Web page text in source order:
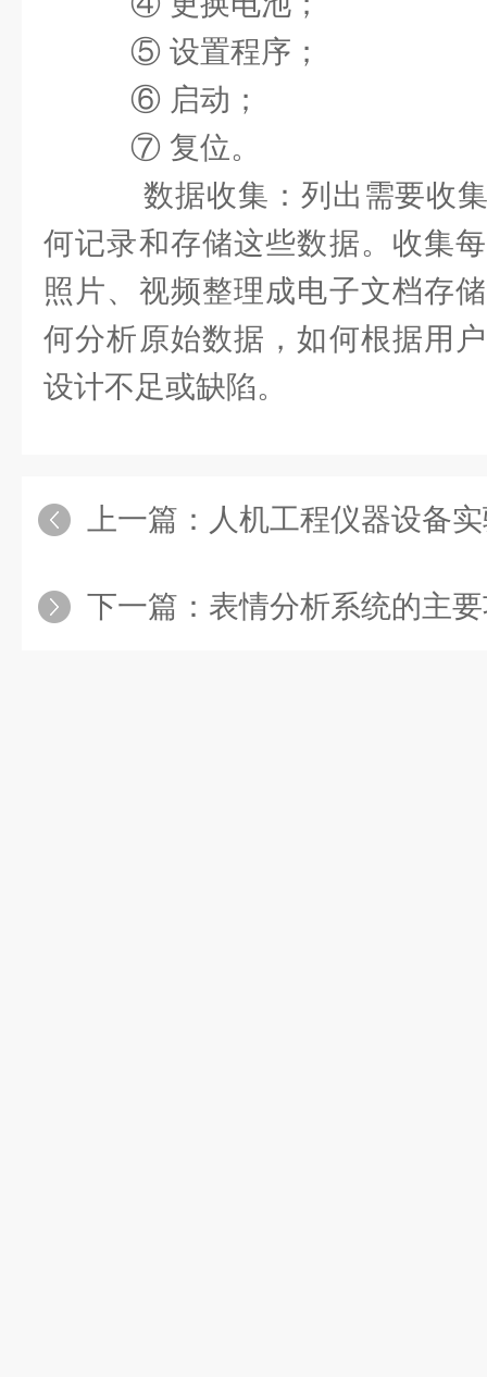
⑤ 设置程序；
⑥ 启动；
⑦ 复位。
数据收集：列出需要收
何记录和存储这些数据。收集
照片、视频整理成电子文档存
何分析原始数据，如何根据用
设计不足或缺陷。
上一篇： 人机工程仪器设备
下一篇： 表情分析系统的主